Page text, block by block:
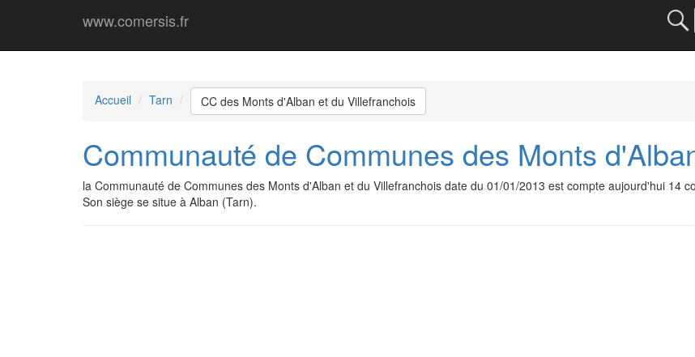
www.comersis.fr
Accueil Tarn CC des Monts d'Alban et du Villefranchois
Communauté de Communes des Monts
la Communauté de Communes des Monts d'Alban et du Villefranchois date du 01/01/2013 est compte aujourd'hui 14
Son siège se situe à Alban (Tarn).